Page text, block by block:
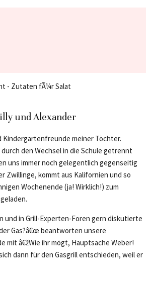
und Alexander
Kindergartenfreunde meiner Töchter.
den Wechsel in die Schule getrennt
uns immer noch gelegentlich gegenseitig
Zwillinge, kommt aus Kalifornien und so
Wochenende (ja! Wirklich!) zum
und in Grill-Experten-Foren gern diskutierte
Gas?â€œ beantworten unsere
mit â€žWie ihr mögt, Hauptsache Weber!
dann für den Gasgrill entschieden, weil er